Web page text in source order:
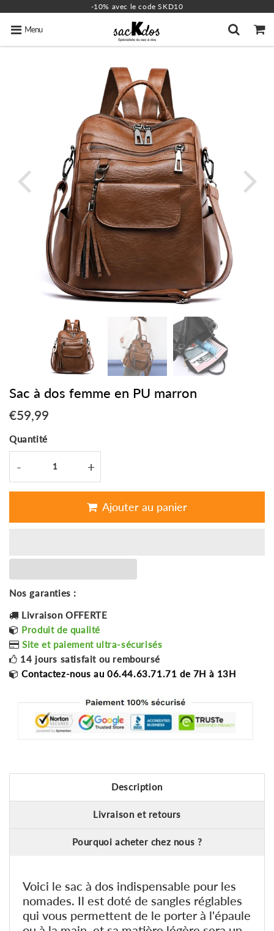
-10% avec le code SKD10
Menu
Sac à dos femme en PU marron
€59,99
price
Quantité
- +
Ajouter au panier
Nos garanties :
Livraison OFFERTE
Produit de qualité
Site et paiement ultra-sécurisés
14 jours satisfait ou remboursé
Contactez-nous au 06.44.63.71.71 de 7H à 13H
Description
Livraison et retours
Pourquoi acheter chez nous ?
Voici le sac à dos indispensable pour les
nomades. Il est doté de sangles réglables
qui vous permettent de le porter à l'épaule